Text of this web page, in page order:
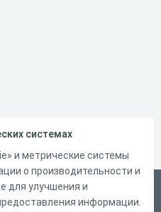
системах
и метрические системы
о производительности и
для улучшения и
информации.